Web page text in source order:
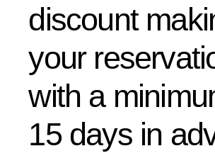
discount
your
with a
15 days in